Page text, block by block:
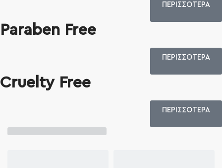
ΠΕΡΙΣΣΟΤΕΡΑ
Paraben Free
ΠΕΡΙΣΣΟΤΕΡΑ
Cruelty Free
ΠΕΡΙΣΣΟΤΕΡΑ